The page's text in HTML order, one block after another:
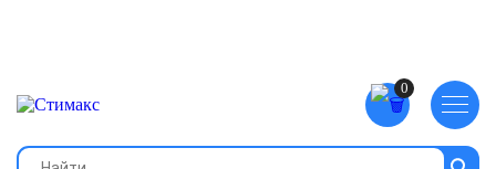
Главная /Товары /Профессиональная прачечная: оборудование и